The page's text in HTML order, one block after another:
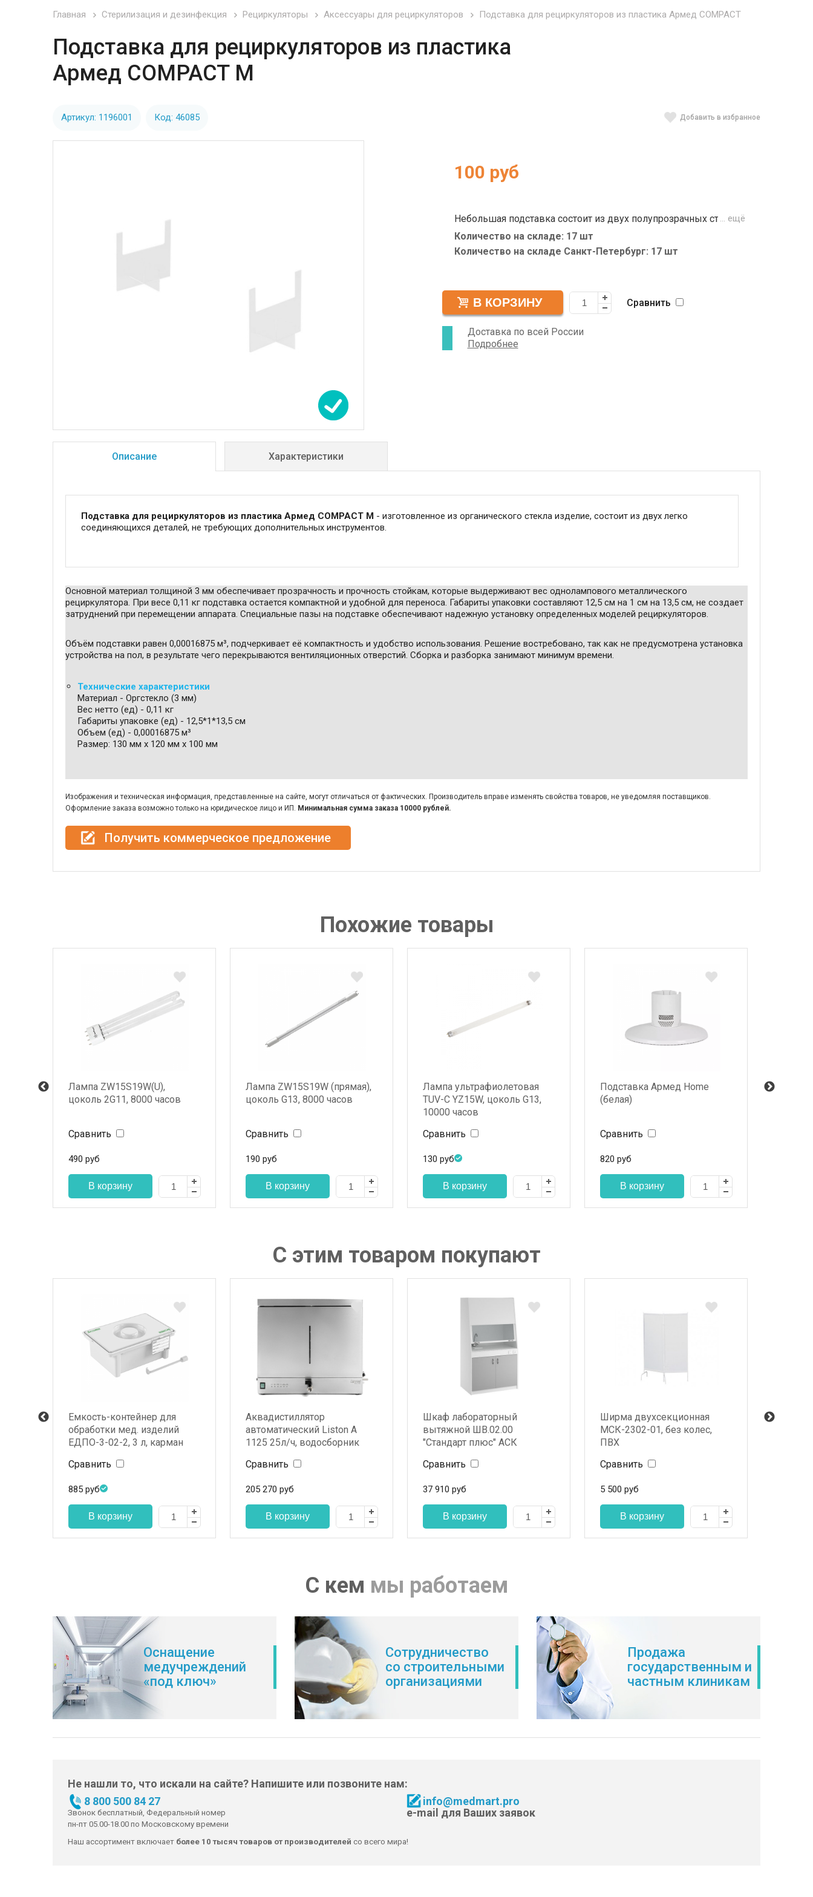
Главная Стерилизация и дезинфекция Рециркуляторы Аксессуары для рециркуляторов Подставка для рециркуляторов из пластика Армед COMPACT
М
Подставка для рециркуляторов из пластика
Армед COMPACT М
Артикул: 1196001 Код: 46085 Добавить в избранное
100 руб
Небольшая подставка состоит из двух полупрозрачных стоек.
Модель подходит для горионтального размещения
одноламповых рециркуляторов Армед в металлическом
корпусе. Отличительное преимущество стойки - сборная
… ещё
Количество на складе: 17 шт
Количество на складе Санкт-Петербург: 17 шт
Сравнить
Доставка по всей России
Подробнее
Описание Характеристики
Подставка для рециркуляторов из пластика Армед COMPACT М - изготовленное из органического стекла изделие, состоит из двух легко
соединяющихся деталей, не требующих дополнительных инструментов.
Основной материал толщиной 3 мм обеспечивает прозрачность и прочность стойкам, которые выдерживают вес однолампового металлического
рециркулятора. При весе 0,11 кг подставка остается компактной и удобной для переноса. Габариты упаковки составляют 12,5 см на 1 см на 13,5 см, не создает
затруднений при перемещении аппарата. Специальные пазы на подставке обеспечивают надежную установку определенных моделей рециркуляторов.
Объём подставки равен 0,00016875 м³, подчеркивает её компактность и удобство использования. Решение востребовано, так как не предусмотрена установка
устройства на пол, в результате чего перекрываются вентиляционных отверстий. Сборка и разборка занимают минимум времени.
Технические характеристики
Материал - Оргстекло (3 мм)
Вес нетто (ед) - 0,11 кг
Габариты упаковке (ед) - 12,5*1*13,5 см
Объем (ед) - 0,00016875 м³
Размер: 130 мм x 120 мм x 100 мм
Изображения и техническая информация, представленные на сайте, могут отличаться от фактических. Производитель вправе изменять свойства товаров, не уведомляя поставщиков.
Оформление заказа возможно только на юридическое лицо и ИП. Минимальная сумма заказа 10000 рублей.
Получить коммерческое предложение
Похожие товары
Лампа ZW15S19W(U),
цоколь 2G11, 8000 часов
Сравнить
490 руб
Лампа ZW15S19W (прямая),
цоколь G13, 8000 часов
Сравнить
190 руб
Лампа ультрафиолетовая
TUV-C YZ15W, цоколь G13,
10000 часов
Сравнить
130 руб
Подставка Армед Home
(белая)
Сравнить
820 руб
С этим товаром покупают
Емкость-контейнер для
обработки мед. изделий
ЕДПО-3-02-2, 3 л, карман
Сравнить
885 руб
Аквадистиллятор
автоматический Liston A
1125 25л/ч, водосборник
Сравнить
205 270 руб
Шкаф лабораторный
вытяжной ШВ.02.00
"Стандарт плюс" АСК
Сравнить
37 910 руб
Ширма двухсекционная
МСК-2302-01, без колес,
ПВХ
Сравнить
5 500 руб
С кем мы работаем
Оснащение
медучреждений
«под ключ»
Сотрудничество
со строительными
организациями
Продажа
государственным и
частным клиникам
Не нашли то, что искали на сайте? Напишите или позвоните нам:
8 800 500 84 27
Звонок бесплатный, Федеральный номер
пн-пт 05.00-18.00 по Московскому времени
info@medmart.pro
e-mail для Ваших заявок
Наш ассортимент включает более 10 тысяч товаров от производителей со всего мира!